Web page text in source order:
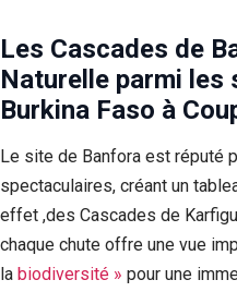
Les Cascades de
Naturelle parmi
Burkina Faso à
Le site de Banfora est réputé
spectaculaires, créant un
effet ,des Cascades de
chaque chute offre une vue
la biodiversité » pour une